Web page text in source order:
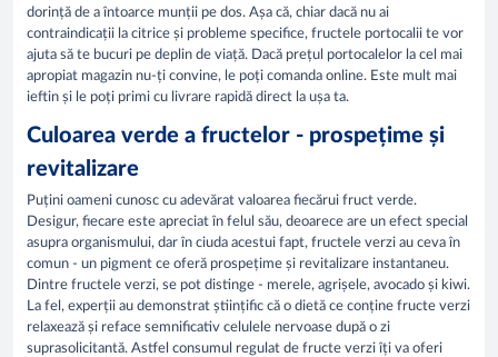
dorință de a întoarce munții pe dos. Așa că, chiar dacă nu ai
contraindicații la citrice și probleme specifice, fructele portocalii te vor
ajuta să te bucuri pe deplin de viață. Dacă prețul portocalelor la cel mai
apropiat magazin nu-ți convine, le poți comanda online. Este mult mai
ieftin și le poți primi cu livrare rapidă direct la ușa ta.
Culoarea verde a fructelor - prospețime și
revitalizare
Puțini oameni cunosc cu adevărat valoarea fiecărui fruct verde.
Desigur, fiecare este apreciat în felul său, deoarece are un efect special
asupra organismului, dar în ciuda acestui fapt, fructele verzi au ceva în
comun - un pigment ce oferă prospețime și revitalizare instantaneu.
Dintre fructele verzi, se pot distinge - merele, agrișele, avocado și kiwi.
La fel, experții au demonstrat științific că o dietă ce conține fructe verzi
relaxează și reface semnificativ celulele nervoase după o zi
suprasolicitantă. Astfel consumul regulat de fructe verzi îți va oferi